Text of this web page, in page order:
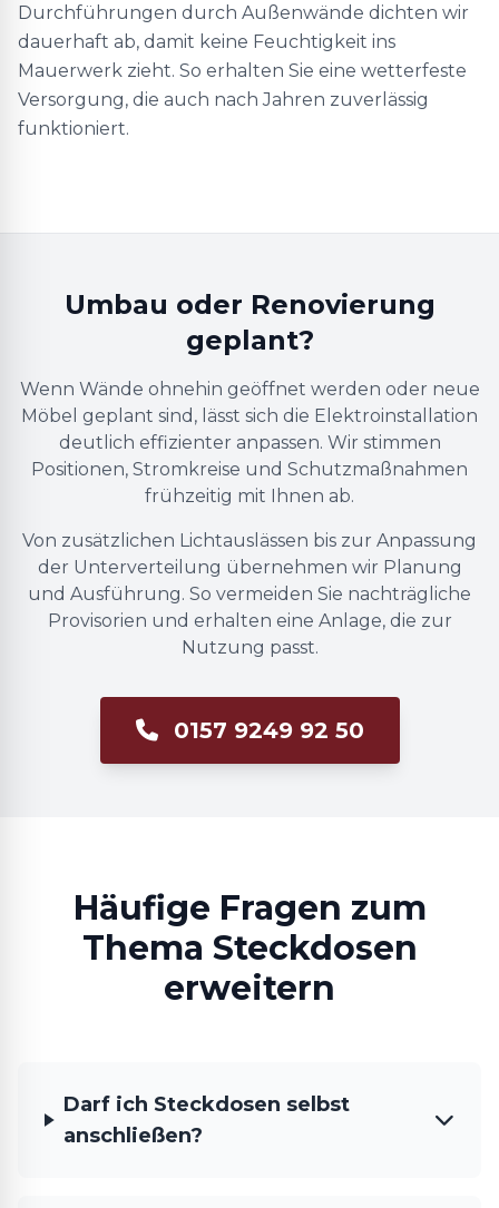
Durchführungen durch Außenwände dichten wir
dauerhaft ab, damit keine Feuchtigkeit ins
Mauerwerk zieht. So erhalten Sie eine wetterfeste
Versorgung, die auch nach Jahren zuverlässig
funktioniert.
Umbau oder Renovierung
geplant?
Wenn Wände ohnehin geöffnet werden oder neue
Möbel geplant sind, lässt sich die Elektroinstallation
deutlich effizienter anpassen. Wir stimmen
Positionen, Stromkreise und Schutzmaßnahmen
frühzeitig mit Ihnen ab.
Von zusätzlichen Lichtauslässen bis zur Anpassung
der Unterverteilung übernehmen wir Planung
und Ausführung. So vermeiden Sie nachträgliche
Provisorien und erhalten eine Anlage, die zur
Nutzung passt.
0157 9249 92 50
Häufige Fragen zum
Thema Steckdosen
erweitern
Darf ich Steckdosen selbst
anschließen?